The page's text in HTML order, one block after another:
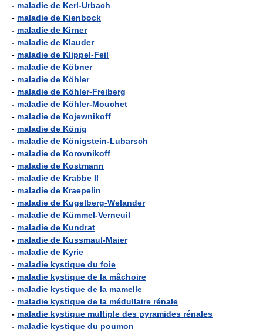
- maladie de Kerl-Urbach
- maladie de Kienbock
- maladie de Kirner
- maladie de Klauder
- maladie de Klippel-Feil
- maladie de Köbner
- maladie de Köhler
- maladie de Köhler-Freiberg
- maladie de Köhler-Mouchet
- maladie de Kojewnikoff
- maladie de König
- maladie de Königstein-Lubarsch
- maladie de Korovnikoff
- maladie de Kostmann
- maladie de Krabbe II
- maladie de Kraepelin
- maladie de Kugelberg-Welander
- maladie de Kümmel-Verneuil
- maladie de Kundrat
- maladie de Kussmaul-Maier
- maladie de Kyrie
- maladie kystique du foie
- maladie kystique de la mâchoire
- maladie kystique de la mamelle
- maladie kystique de la médullaire rénale
- maladie kystique multiple des pyramides rénales
- maladie kystique du poumon